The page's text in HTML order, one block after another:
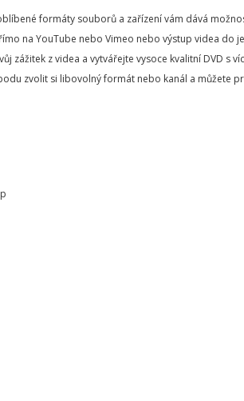
formáty souborů a zařízení vám dává
na YouTube nebo Vimeo nebo výstup videa
zážitek z videa a vytvářejte vysoce kvalitní DVD s
zvolit si libovolný formát nebo kanál a můžete